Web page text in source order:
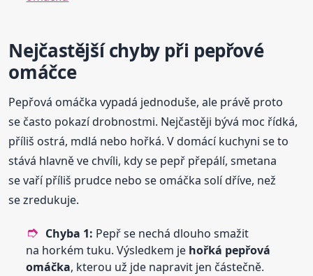
Nejčastější chyby při pepřové
omáčce
Pepřová omáčka vypadá jednoduše, ale právě proto
se často pokazí drobnostmi. Nejčastěji bývá moc řídká,
příliš ostrá, mdlá nebo hořká. V domácí kuchyni se to
stává hlavně ve chvíli, kdy se pepř přepálí, smetana
se vaří příliš prudce nebo se omáčka solí dříve, než
se zredukuje.
Chyba 1: Pepř se nechá dlouho smažit
na horkém tuku. Výsledkem je hořká pepřová
omáčka, kterou už jde napravit jen částečně.